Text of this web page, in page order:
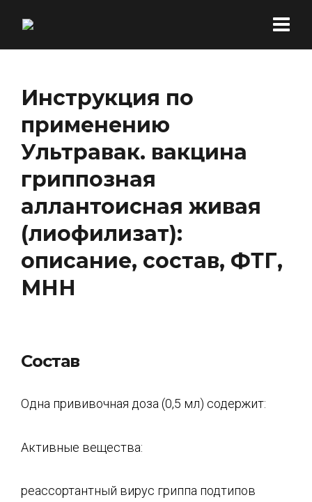
Инструкция по
применению
Ультравак. вакцина
гриппозная
аллантоисная живая
(лиофилизат):
описание, состав, ФТГ,
МНН
Состав
Одна прививочная доза (0,5 мл) содержит:
Активные вещества:
реассортантный вирус гриппа подтипов